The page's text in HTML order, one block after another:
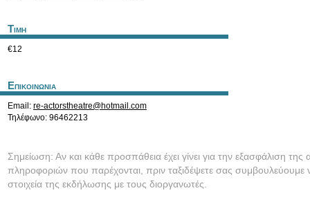
Τιμη
€12
Επικοινωνια
Email: re-actorstheatre@hotmail.com
Τηλέφωνο: 96462213
Σημείωση: Αν και κάθε προσπάθεια έχει γίνει για την εξασφάλιση της
πληροφοριών που παρέχονται, πριν ταξιδέψετε σας συμβουλεύουμε
στοιχεία της εκδήλωσης με τους διοργανωτές.